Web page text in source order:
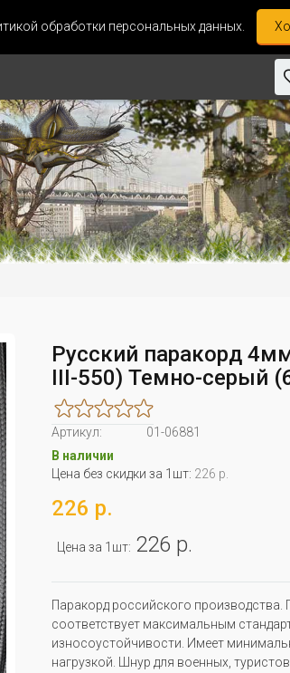
обработки персональных данных.
Русский паракорд
III-550) Темно-серый
Артикул:
01-06881
В наличии
Цена без скидки за 1шт: 226 р.
226 р.
Цена за 1шт: 226 р.
Паракорд российского
соответствует максимальным
износоустойчивости. Имеет
нагрузкой. Шнур для военных,